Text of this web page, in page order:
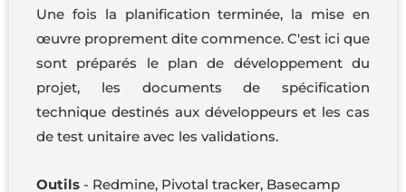
Une fois la planification terminée, la mise en
œuvre proprement dite commence. C'est ici que
sont préparés le plan de développement du
projet, les documents de spécification
technique destinés aux développeurs et les cas
de test unitaire avec les validations.
Outils - Redmine, Pivotal tracker, Basecamp